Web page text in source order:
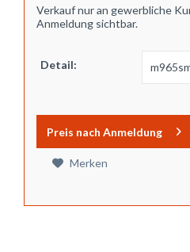
Verkauf nur an gewerbliche
Anmeldung sichtbar.
Detail:
Preis nach Anmeldung
Merken